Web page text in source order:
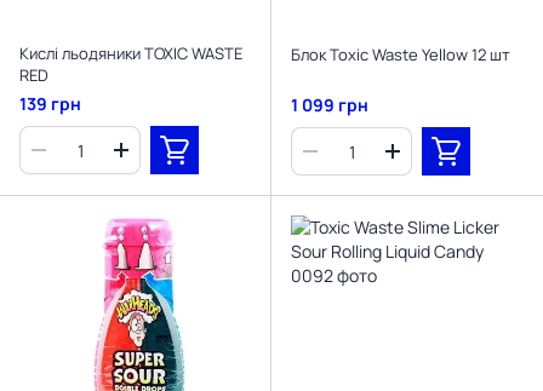
Кислі льодяники TOXIC WASTE
RED
139 грн
Блок Toxic Waste Yellow 12 шт
1 099 грн